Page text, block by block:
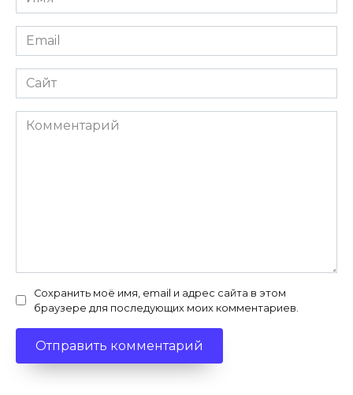
Email
Сайт
Комментарий
Сохранить моё имя, email и адрес сайта в этом
браузере для последующих моих комментариев.